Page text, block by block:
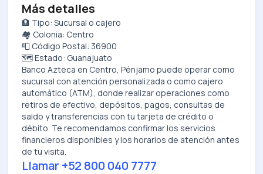
Más detalles
🏦 Tipo: Sucursal o cajero
🏘️ Colonia: Centro
📮 Código Postal: 36900
🗺️ Estado: Guanajuato
Banco Azteca en Centro, Pénjamo puede operar como
sucursal con atención personalizada o como cajero
automático (ATM), donde realizar operaciones como
retiros de efectivo, depósitos, pagos, consultas de
saldo y transferencias con tu tarjeta de crédito o
débito. Te recomendamos confirmar los servicios
financieros disponibles y los horarios de atención antes
de tu visita.
Llamar +52 800 040 7777